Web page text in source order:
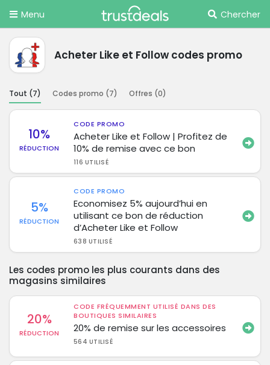
Menu Chercher
Acheter Like et Follow codes promo
Tout (7) Codes promo (7) Offres (0)
10%
RÉDUCTION
CODE PROMO
Acheter Like et Follow | Profitez de
10% de remise avec ce bon
116 UTILISÉ
5%
RÉDUCTION
CODE PROMO
Economisez 5% aujourd’hui en
utilisant ce bon de réduction
d’Acheter Like et Follow
638 UTILISÉ
Les codes promo les plus courants dans des
magasins similaires
20%
RÉDUCTION
CODE FRÉQUEMMENT UTILISÉ DANS DES
BOUTIQUES SIMILAIRES
20% de remise sur les accessoires
564 UTILISÉ